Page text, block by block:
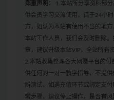
郑重声明：
1.本站所分享资料部
供会员学习交流使用，请于24小
方，如认为本站有使用不当的地
本站工作人员，我们会及时删除
章，建议升级本站VIP，全站所有
2.本站收集整理各大网赚平台的
供任何的一对一教学指导，不提
辨测试，如遇充值环节或绑定支
常步骤，建议停止操作，是否有